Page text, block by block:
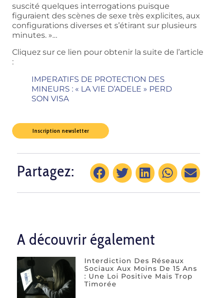
suscité quelques interrogations puisque
figuraient des scènes de sexe très explicites, aux
configurations diverses et s’étirant sur plusieurs
minutes. »…
Cliquez sur ce lien pour obtenir la suite de l’article
:
IMPERATIFS DE PROTECTION DES
MINEURS : « LA VIE D’ADELE » PERD
SON VISA
Inscription newsletter
Partagez:
A découvrir également
Interdiction Des Réseaux
Sociaux Aux Moins De 15 Ans
: Une Loi Positive Mais Trop
Timorée